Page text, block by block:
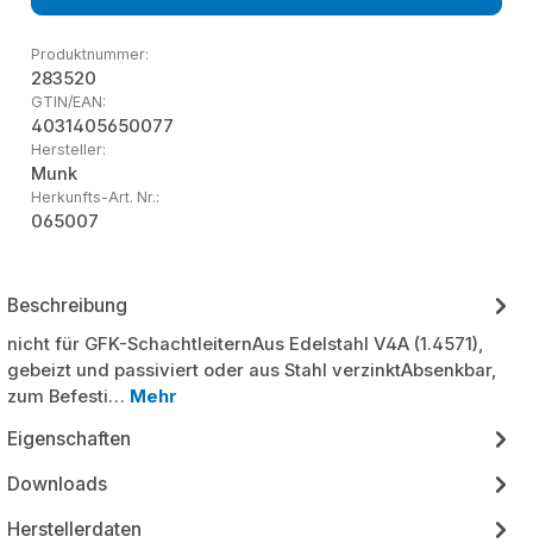
Produktnummer:
283520
GTIN/EAN:
4031405650077
Hersteller:
Munk
Herkunfts-Art. Nr.:
065007
Beschreibung
nicht für GFK-SchachtleiternAus Edelstahl V4A (1.4571),
gebeizt und passiviert oder aus Stahl verzinktAbsenkbar,
zum Befesti… Mehr
Eigenschaften
Downloads
Herstellerdaten